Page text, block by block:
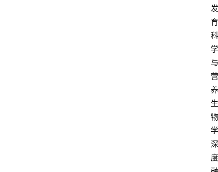
发
育
科
学
与
营
养
生
物
学
深
度